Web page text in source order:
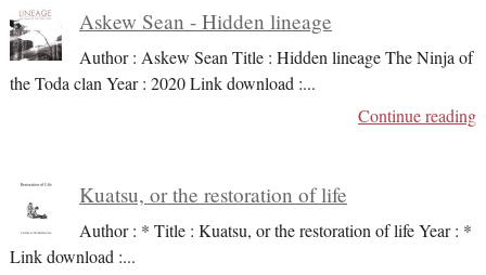
Askew Sean - Hidden lineage
Author : Askew Sean Title : Hidden lineage The Ninja of
the Toda clan Year : 2020 Link download :...
Continue reading
Kuatsu, or the restoration of life
Author : * Title : Kuatsu, or the restoration of life Year : *
Link download :...